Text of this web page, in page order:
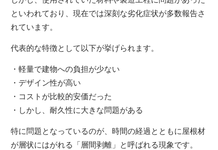
といわれており、現在では深刻な劣化症状が多数報告さ
れています。
代表的な特徴として以下が挙げられます。
・軽量で建物への負担が少ない
・デザイン性が高い
・コストが比較的安価だった
・しかし、耐久性に大きな問題がある
特に問題となっているのが、時間の経過とともに屋根材
が層状にはがれる「層間剥離」と呼ばれる現象です。